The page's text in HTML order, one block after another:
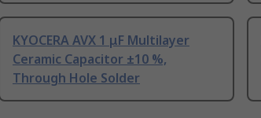
KYOCERA AVX 1 μF Multilayer
Ceramic Capacitor ±10 %,
Through Hole Solder